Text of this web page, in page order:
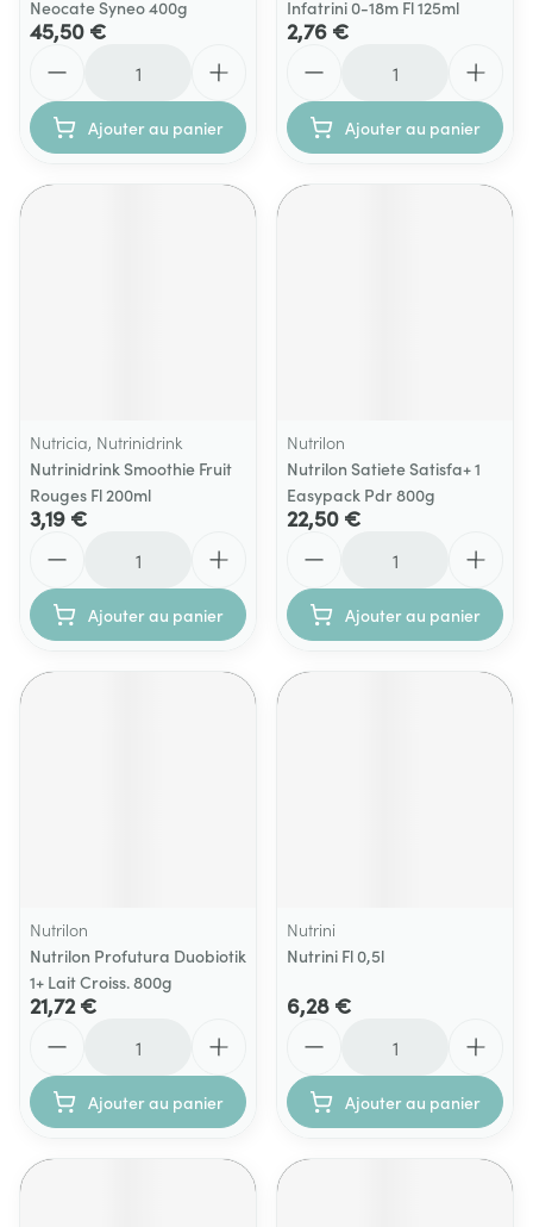
Neocate Syneo 400g
45,50 €
Ajouter au panier
Infatrini 0-18m Fl 125ml
2,76 €
Ajouter au panier
Nutricia, Nutrinidrink
Nutrinidrink Smoothie Fruit
Rouges Fl 200ml
3,19 €
Ajouter au panier
Nutrilon
Nutrilon Satiete Satisfa+ 1
Easypack Pdr 800g
22,50 €
Ajouter au panier
Nutrilon
Nutrilon Profutura Duobiotik
1+ Lait Croiss. 800g
21,72 €
Ajouter au panier
Nutrini
Nutrini Fl 0,5l
6,28 €
Ajouter au panier